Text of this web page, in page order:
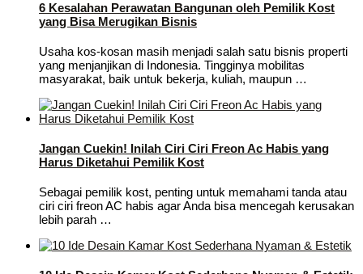
6 Kesalahan Perawatan Bangunan oleh Pemilik Kost
yang Bisa Merugikan Bisnis
Usaha kos-kosan masih menjadi salah satu bisnis properti
yang menjanjikan di Indonesia. Tingginya mobilitas
masyarakat, baik untuk bekerja, kuliah, maupun …
Jangan Cuekin! Inilah Ciri Ciri Freon Ac Habis yang
Harus Diketahui Pemilik Kost
Sebagai pemilik kost, penting untuk memahami tanda atau
ciri ciri freon AC habis agar Anda bisa mencegah kerusakan
lebih parah …